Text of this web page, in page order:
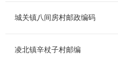
城关镇八间房村邮政编码
凌北镇辛杖子村邮编